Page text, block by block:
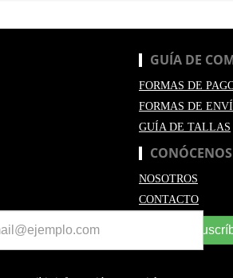
GUÍA DE
FORMAS DE
FORMAS DE
GUÍA DE TALLAS
CONÓCENOS
NOSOTROS
CONTACTO